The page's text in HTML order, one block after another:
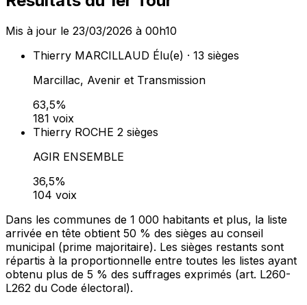
Mis à jour le 23/03/2026 à 00h10
Thierry MARCILLAUD Élu(e) · 13 sièges
Marcillac, Avenir et Transmission
63,5%
181 voix
Thierry ROCHE 2 sièges
AGIR ENSEMBLE
36,5%
104 voix
Dans les communes de 1 000 habitants et plus, la liste
arrivée en tête obtient 50 % des sièges au conseil
municipal (prime majoritaire). Les sièges restants sont
répartis à la proportionnelle entre toutes les listes ayant
obtenu plus de 5 % des suffrages exprimés (art. L260-
L262 du Code électoral).